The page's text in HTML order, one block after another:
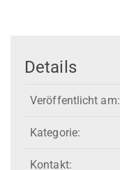
Details
Veröffentlicht am:
Kategorie:
Kontakt: